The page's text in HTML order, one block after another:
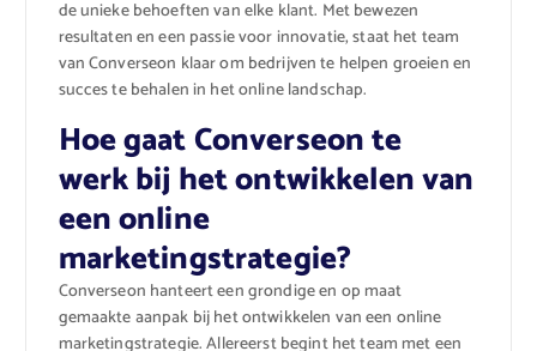
de unieke behoeften van elke klant. Met bewezen
resultaten en een passie voor innovatie, staat het team
van Converseon klaar om bedrijven te helpen groeien en
succes te behalen in het online landschap.
Hoe gaat Converseon te
werk bij het ontwikkelen van
een online
marketingstrategie?
Converseon hanteert een grondige en op maat
gemaakte aanpak bij het ontwikkelen van een online
marketingstrategie. Allereerst begint het team met een